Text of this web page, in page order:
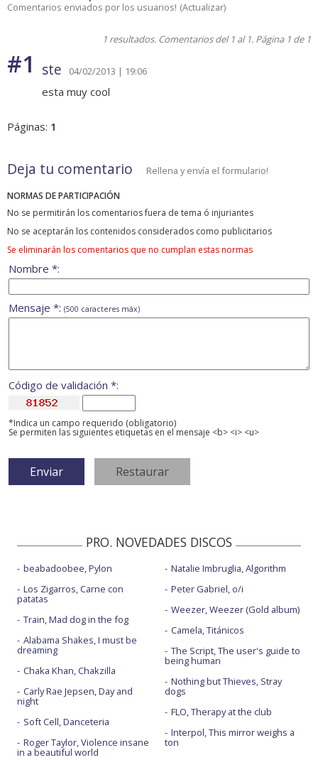
Comentarios enviados por los usuarios! (Actualizar)
1 resultados. Comentarios del 1 al 1. Página 1 de 1
#1 ste 04/02/2013 | 19:06
esta muy cool
Páginas: 1
Deja tu comentario Rellena y envía el formulario!
NORMAS DE PARTICIPACIÓN
No se permitirán los comentarios fuera de tema ó injuriantes
No se aceptarán los contenidos considerados como publicitarios
Se eliminarán los comentarios que no cumplan estas normas
Nombre *:
Mensaje *: (500 caracteres máx)
Código de validación *:
*Indica un campo requerido (obligatorio)
Se permiten las siguientes etiquetas en el mensaje <b> <i> <u>
PRO. NOVEDADES DISCOS
beabadoobee, Pylon
Los Zigarros, Carne con
patatas
Train, Mad dog in the fog
Alabama Shakes, I must be
dreaming
Chaka Khan, Chakzilla
Carly Rae Jepsen, Day and
night
Soft Cell, Danceteria
Roger Taylor, Violence insane
in a beautiful world
Natalie Imbruglia, Algorithm
Peter Gabriel, o/i
Weezer, Weezer (Gold album)
Camela, Titánicos
The Script, The user's guide to
being human
Nothing but Thieves, Stray
dogs
FLO, Therapy at the club
Interpol, This mirror weighs a
ton